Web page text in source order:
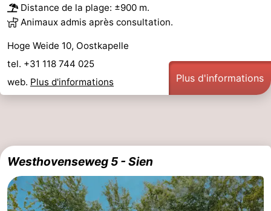
Distance de la plage: ±900 m.
Animaux admis après consultation.
Hoge Weide 10, Oostkapelle
tel. +31 118 744 025
web. Plus d'informations Plus d'informations
Westhovenseweg 5 - Sien